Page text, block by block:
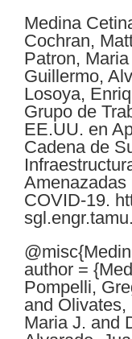
Medina
Cochran,
Patron,
Guillermo,
Losoya,
Grupo de
EE.UU. en
Cadena de
Amenazadas
COVID-19.
author =
Pompelli,
and
Maria J. and